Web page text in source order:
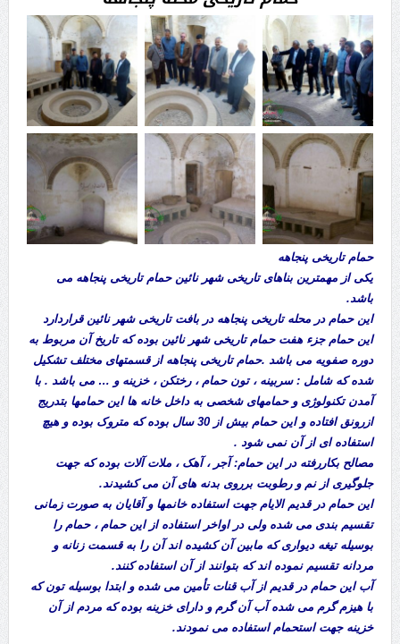
حمام تاريخی پنجاهه
يکی از مهمترين بناهای تاريخی شهر نائين حمام تاريخی پنجاهه می
باشد.
اين حمام در محله تاريخی پنجاهه در بافت تاريخی شهر نائين قراردارد
اين حمام جزء هفت حمام تاريخی شهر نائين بوده که تاريخ آن مربوط به
دوره صفويه می باشد .حمام تاريخی پنجاهه از قسمتهای مختلف تشکيل
شده که شامل : سربينه ، تون حمام ، رختکن ، خزينه و … می باشد . با
آمدن تکنولوژی و حمامهای شخصی به داخل خانه ها اين حمامها بتدريج
ازرونق افتاده و اين حمام بيش از 30 سال بوده که متروک بوده و هيچ
استفاده ای از آن نمی شود .
مصالح بکاررفته در اين حمام: آجر ، آهک ، ملات آلات بوده که جهت
جلوگيری از نم و رطوبت برروی بدنه های آن می کشيدند.
اين حمام در قديم الايام جهت استفاده خانمها و آقايان به صورت زمانی
تقسيم بندی می شده ولی در اواخر استفاده از اين حمام ، حمام را
بوسيله تيغه ديواری که مابين آن کشيده اند آن را به قسمت زنانه و
مردانه تقسيم نموده اند که بتوانند از آن استفاده کنند.
آب اين حمام در قديم از آب قنات تأمين می شده و ابتدا بوسيله تون که
با هيزم گرم می شده آب آن گرم و دارای خزينه بوده که مردم از آن
خزينه جهت استحمام استفاده می نمودند.